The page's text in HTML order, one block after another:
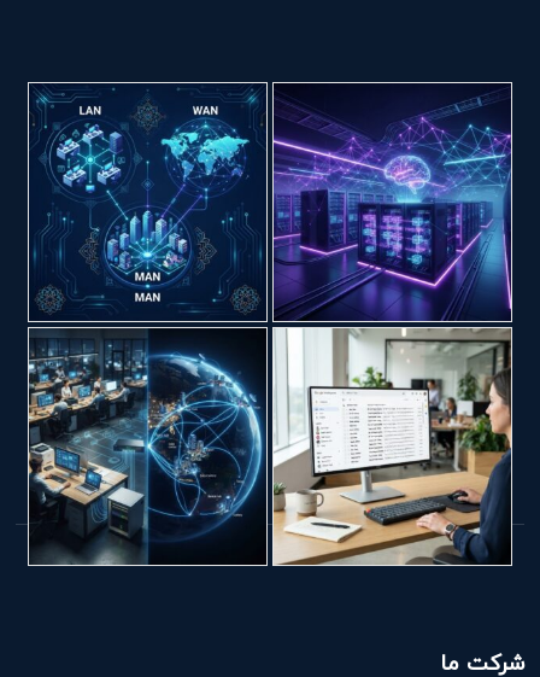
شرکت ما